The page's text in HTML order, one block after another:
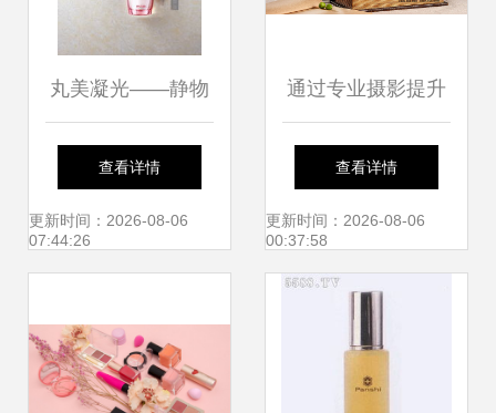
丸美凝光——静物
精修中的质感叙事
查看详情
更新时间：2026-08-06
07:44:26
通过专业摄影提升
美妆护肤产品的品
牌价值 广州金田摄
影实践
查看详情
更新时间：2026-08-06
00:37:58